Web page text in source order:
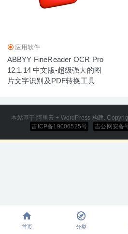
应用软件
ABBYY FineReader OCR Pro
12.1.14 中文版-超级强大的图
片文字识别及PDF转换工具
本站基于 阿里云 + WordPress 构建.
吉ICP备19006525号
吉公网安备
Flashcard Hero 3.6.2 – 学习卡片
首页 分类